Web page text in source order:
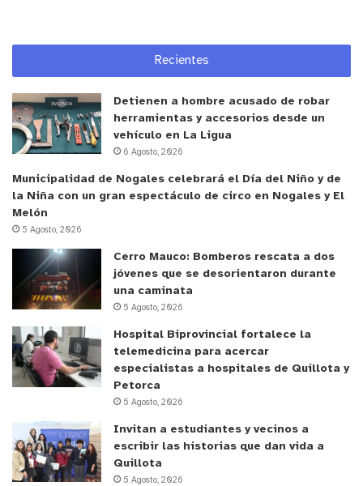
Comunitario Casa López.
Recientes
Detienen a hombre acusado de robar
herramientas y accesorios desde un
vehículo en La Ligua
6 Agosto, 2026
Municipalidad de Nogales celebrará el Día del Niño y de
la Niña con un gran espectáculo de circo en Nogales y El
Melón
5 Agosto, 2026
Cerro Mauco: Bomberos rescata a dos
jóvenes que se desorientaron durante
una caminata
5 Agosto, 2026
Hospital Biprovincial fortalece la
telemedicina para acercar
especialistas a hospitales de Quillota y
Petorca
5 Agosto, 2026
Invitan a estudiantes y vecinos a
escribir las historias que dan vida a
Quillota
5 Agosto, 2026